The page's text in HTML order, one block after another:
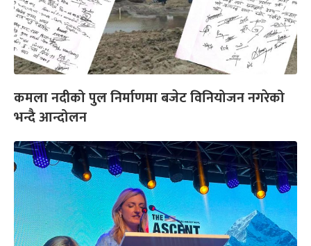
कमला नदीको पुल निर्माणमा बजेट विनियोजन नगरेको
भन्दै आन्दोलन